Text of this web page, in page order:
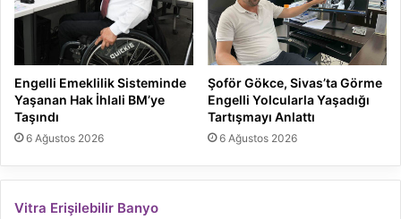
Engelli Emeklilik Sisteminde
Yaşanan Hak İhlali BM’ye
Taşındı
6 Ağustos 2026
Şoför Gökce, Sivas’ta Görme
Engelli Yolcularla Yaşadığı
Tartışmayı Anlattı
6 Ağustos 2026
Vitra Erişilebilir Banyo